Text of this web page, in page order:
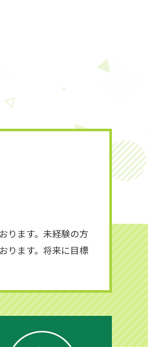
ります。未経験の方
ります。将来に目標